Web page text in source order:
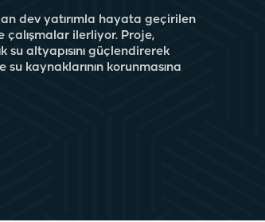
dev yatırımla hayata geçirilen
çalışmalar ilerliyor. Proje,
su altyapısını güçlendirerek
kaynaklarının korunmasına